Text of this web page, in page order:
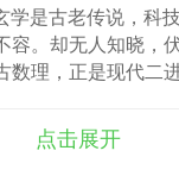
学是古老传说，科
容。却无人知晓，
数理，正是现代二
入侵九州，黑暗侵
古真谛，修成独一
点击展开